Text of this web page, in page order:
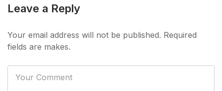
Leave a Reply
Your email address will not be published. Required
fields are makes.